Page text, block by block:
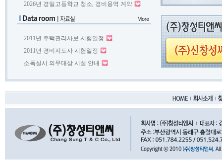
2026년 경일고등학교 청소, 경비용역 계약
2011년 주택관리사보 시험일정
2011년 경비지도사 시험일정
소독실시 의무대상 시설 안내